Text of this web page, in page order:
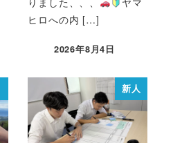
ヒロへの内 […]
2026年8月4日
新人